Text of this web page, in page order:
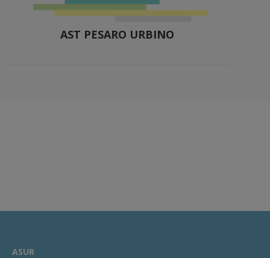
AST PESARO URBINO
ASUR